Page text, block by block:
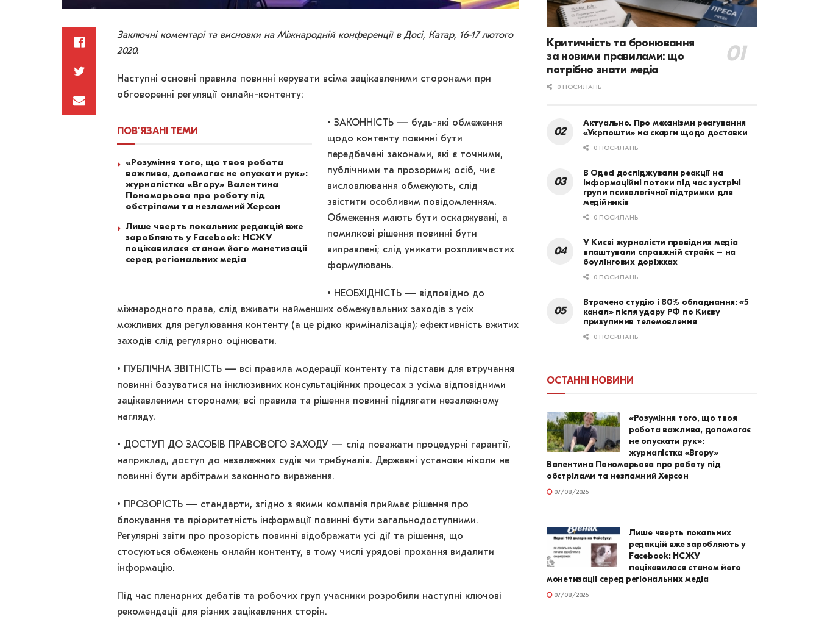
Заключні коментарі та висновки на Міжнародній конференції в Досі, Катар, 16-17 лютого
2020.
Наступні основні правила повинні керувати всіма зацікавленими сторонами при
обговоренні регуляції онлайн-контенту:
ПОВ'ЯЗАНІ ТЕМИ
«Розуміння того, що твоя робота
важлива, допомагає не опускати рук»:
журналістка «Вгору» Валентина
Пономарьова про роботу під
обстрілами та незламний Херсон
Лише чверть локальних редакцій вже
заробляють у Facebook: НСЖУ
поцікавилася станом його монетизації
серед регіональних медіа
• ЗАКОННІСТЬ — будь-які обмеження
щодо контенту повинні бути
передбачені законами, які є точними,
публічними та прозорими; осіб, чиє
висловлювання обмежують, слід
звістити особливим повідомленням.
Обмеження мають бути оскаржувані, а
помилкові рішення повинні бути
виправлені; слід уникати розпливчастих
формулювань.
• НЕОБХІДНІСТЬ — відповідно до
міжнародного права, слід вживати найменших обмежувальних заходів з усіх
можливих для регулювання контенту (а це рідко криміналізація); ефективність вжитих
заходів слід регулярно оцінювати.
• ПУБЛІЧНА ЗВІТНІСТЬ — всі правила модерації контенту та підстави для втручання
повинні базуватися на інклюзивних консультаційних процесах з усіма відповідними
зацікавленими сторонами; всі правила та рішення повинні підлягати незалежному
нагляду.
• ДОСТУП ДО ЗАСОБІВ ПРАВОВОГО ЗАХОДУ — слід поважати процедурні гарантії,
наприклад, доступ до незалежних судів чи трибуналів. Державні установи ніколи не
повинні бути арбітрами законного вираження.
• ПРОЗОРІСТЬ — стандарти, згідно з якими компанія приймає рішення про
блокування та пріоритетність інформації повинні бути загальнодоступними.
Регулярні звіти про прозорість повинні відображати усі дії та рішення, що
стосуються обмежень онлайн контенту, в тому числі урядові прохання видалити
інформацію.
Під час пленарних дебатів та робочих груп учасники розробили наступні ключові
рекомендації для різних зацікавлених сторін.
Критичність та бронювання
за новими правилами: що
потрібно знати медіа
0 ПОСИЛАНЬ
Актуально. Про механізми реагування
«Укрпошти» на скарги щодо доставки
0 ПОСИЛАНЬ
В Одесі досліджували реакції на
інформаційні потоки під час зустрічі
групи психологічної підтримки для
медійників
0 ПОСИЛАНЬ
У Києві журналісти провідних медіа
влаштували справжній страйк – на
боулінгових доріжках
0 ПОСИЛАНЬ
Втрачено студію і 80% обладнання: «5
канал» після удару РФ по Києву
призупинив телемовлення
0 ПОСИЛАНЬ
ОСТАННІ НОВИНИ
«Розуміння того, що твоя
робота важлива, допомагає
не опускати рук»:
журналістка «Вгору»
Валентина Пономарьова про роботу під
обстрілами та незламний Херсон
07/08/2026
Лише чверть локальних
редакцій вже заробляють у
Facebook: НСЖУ
поцікавилася станом його
монетизації серед регіональних медіа
07/08/2026